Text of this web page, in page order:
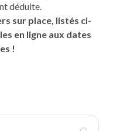
déduite.
sur place, listés ci-
en ligne aux dates
!